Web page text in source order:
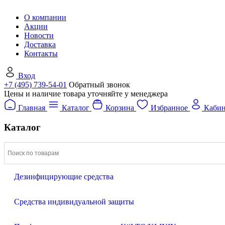
О компании
Акции
Новости
Доставка
Контакты
Вход
+7 (495) 739-54-01 Обратный звонок
Цены и наличие товара уточняйте у менеджера
Главная
Каталог Корзина Избранное
Каталог
Дезинфицирующие средства
Средства индивидуальной защиты